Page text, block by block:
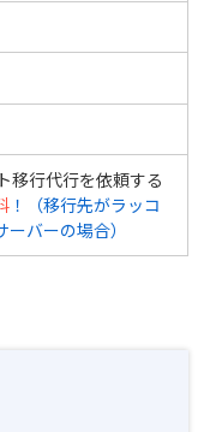
移行代行を依頼する
！（移行先がラッコ
バーの場合）